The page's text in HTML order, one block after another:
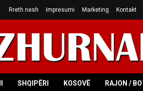
Rreth nesh Impresumi Marketing Kontakt
SHQIPËRI KOSOVË RAJON /